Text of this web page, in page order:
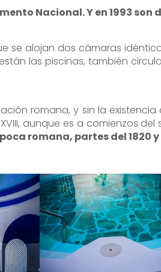
Nacional. Y en 1993
se alojan dos cámaras
las piscinas, también
romana, y sin la
aunque es a comienzos
romana, partes del 1820